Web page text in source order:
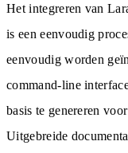
Het integreren van
is een eenvoudig
eenvoudig worden
command-line
basis te genereren
Uitgebreide